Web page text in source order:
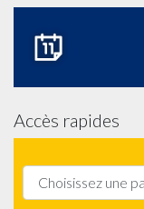
Accès rapides